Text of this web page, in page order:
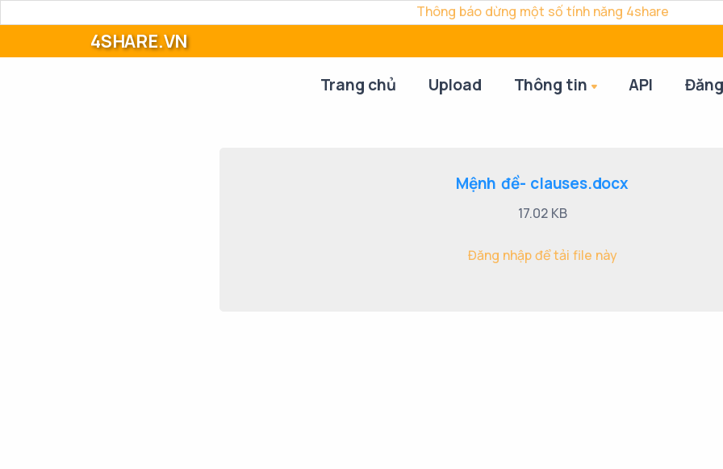
Thông báo dừng một số tính năng 4share
4SHARE.VN
Trang chủ Upload Thông tin API
Mệnh đề- clauses.docx
17.02 KB
Đăng nhập để tải file này